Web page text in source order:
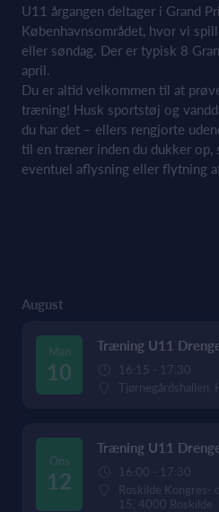
U11 årgangen deltager i Grand
Københavnsområdet, hvor vi
eller søndag. Der er typisk 8
april.
Du er altid velkommen til at
træning! Husk sportstøj og
du har det – ellers rengjorte
til en træner inden du dukker op,
eventuel aflysning eller flytning
August
Man
10
Træning U11
16:15 - 17:30
Tjørnegårdshallen,
Ons
12
Træning U11
16:00 - 17:30
Roskilde Kongres-
15, 4000 Roskilde